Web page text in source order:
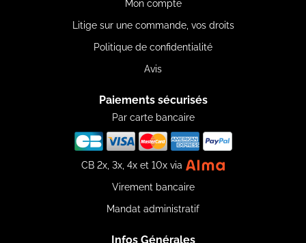
Mon compte
Litige sur une commande, vos droits
Politique de confidentialité
Avis
Paiements sécurisés
Par carte bancaire
CB 2x, 3x, 4x et 10x via
Virement bancaire
Mandat administratif
Infos Générales